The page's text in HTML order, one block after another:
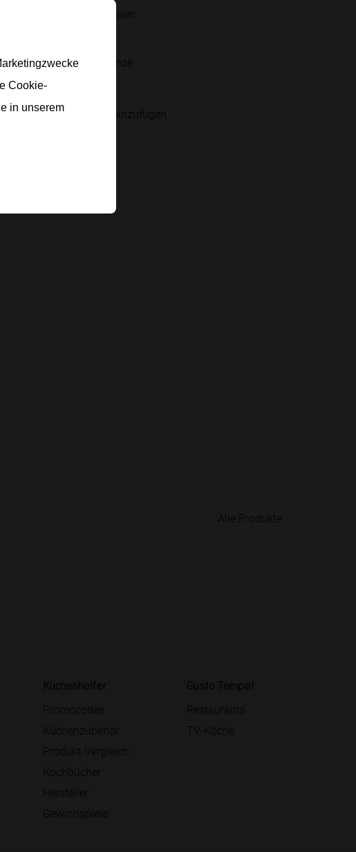
Mineralwasser
Frische Minze
Zur Einkaufsliste hinzufügen
Alle Produkte
Küchenhelfer
Promocodes
Küchenzubehör
Produkt-Vergleich
Kochbücher
Hersteller
Gewinnspiele
Gusto Tempel
Restaurants
TV-Köche
Cookie-
in unserem